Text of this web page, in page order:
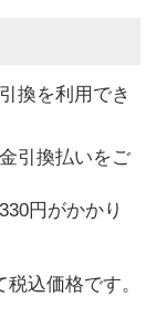
換を利用でき
引換払いをご
円がかかり
込価格です。